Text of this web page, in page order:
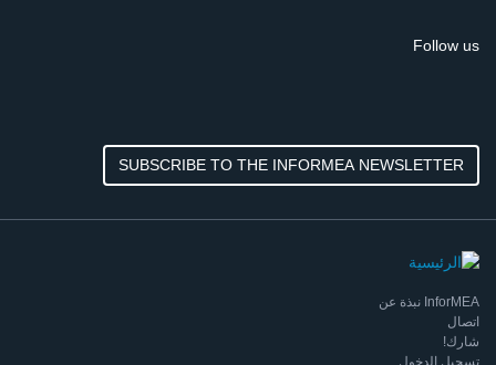
Follow us
SUBSCRIBE TO THE INFORMEA NEWSLETTER
InforMEA نبذة عن
اتصال
شارك!